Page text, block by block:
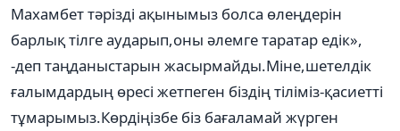
Махамбет тәрізді ақынымыз болса өлеңдерін
барлық тілге аударып,оны әлемге таратар едік»,
-деп таңданыстарын жасырмайды.Міне,шетелдік
ғалымдардың өресі жетпеген біздің тіліміз-қасиетті
тұмарымыз.Көрдіңізбе біз бағаламай жүрген